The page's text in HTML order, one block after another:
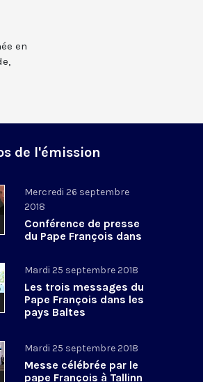
en
de l'émission
Mercredi 26 septembre
2018
Conférence de presse
du Pape François dans
Mardi 25 septembre 2018
Les trois messages du
Pape François dans les
pays Baltes
Mardi 25 septembre 2018
Messe célébrée par le
pape François à Tallinn